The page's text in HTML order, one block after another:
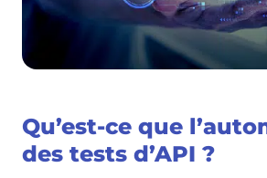
Qu’est-ce que
des tests d’API ?